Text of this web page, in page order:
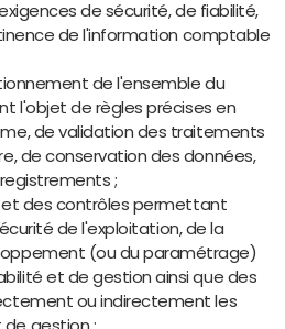
de sécurité, de fiabilité,
de l'information comptable
de l'ensemble du
l'objet de règles précises en
de validation des traitements
de conservation des données,
;
et des contrôles permettant
de l'exploitation, de la
(ou du paramétrage)
et de gestion ainsi que des
ou indirectement les
gestion ;